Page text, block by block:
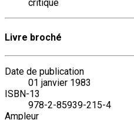
critique
Livre broché
Date de publication
01 janvier 1983
ISBN-13
978-2-85939-215-4
Ampleur